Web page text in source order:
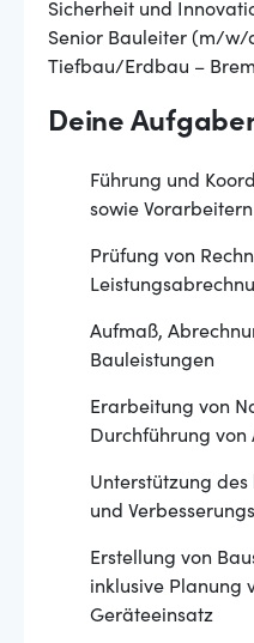
Sicherheit und
Senior Bauleiter (m/w/
Tiefbau/Erdbau –
Deine
Führung und
sowie Vorarbeitern
Prüfung von
Aufmaß,
Bauleistungen
Erarbeitung von
Durchführung von
Unterstützung
und
Erstellung von
inklusive Planung
Geräteeinsatz